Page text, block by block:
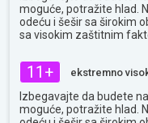
moguće, potražite hlad.
odeću i šešir sa širokim
sa visokim zaštitnim
11+ ekstremno
Izbegavajte da budete
moguće, potražite hlad.